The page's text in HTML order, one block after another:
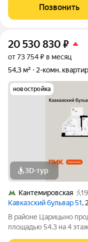
17 минут пешком до
минут до станции
Позвонить
20 530 830 ₽
от 73 754 ₽ в месяц
54,3 м²
2-комн.
новостройка
3D-тур
Кантемировская
Кавказский бульвар 51,
В районе Царицыно
площадью 54.3 на 4